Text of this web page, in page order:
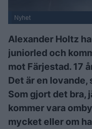
Nyhet
Alexander Holtz
juniorled och
mot Färjestad. 17
Det är en lovande,
Som gjort det bra,
kommer vara
mycket eller om